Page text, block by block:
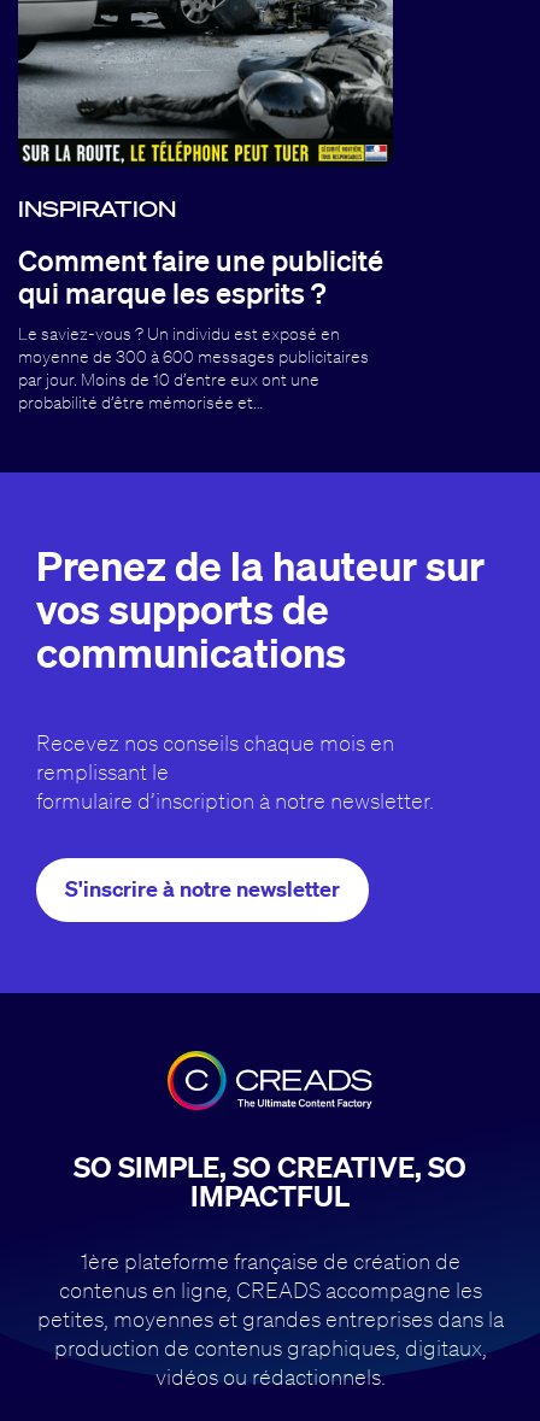
INSPIRATION
Comment faire une publicité
qui marque les esprits ?
Le saviez-vous ? Un individu est exposé en
moyenne de 300 à 600 messages publicitaires
par jour. Moins de 10 d’entre eux ont une
probabilité d’être mémorisée et…
Prenez de la hauteur sur
vos supports de
communications
Recevez nos conseils chaque mois en
remplissant le
formulaire d’inscription à notre newsletter.
S'inscrire à notre newsletter
SO SIMPLE, SO CREATIVE, SO
IMPACTFUL
1ère plateforme française de création de
contenus en ligne, CREADS accompagne les
petites, moyennes et grandes entreprises dans la
production de contenus graphiques, digitaux,
vidéos ou rédactionnels.